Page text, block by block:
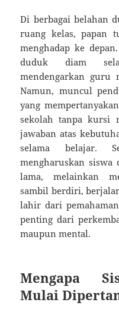
Di berbagai belahan
ruang kelas, papan
menghadap ke
duduk diam
mendengarkan guru
Namun, muncul
yang
sekolah tanpa kursi
jawaban atas
selama belajar.
mengharuskan
lama, melainkan
sambil berdiri,
lahir dari
penting dari
maupun mental.
Mengapa
Mulai